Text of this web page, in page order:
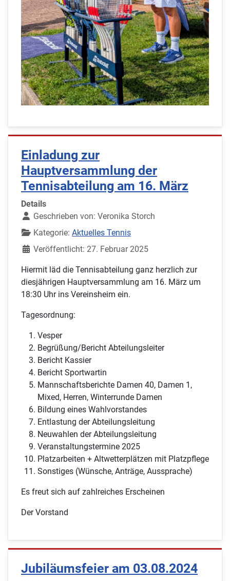
Einladung zur
Hauptversammlung der
Tennisabteilung am 16. März
Details
Geschrieben von: Veronika Storch
Kategorie: Aktuelles Tennis
Veröffentlicht: 27. Februar 2025
Hiermit läd die Tennisabteilung ganz herzlich zur
diesjährigen Hauptversammlung am 16. März um
18:30 Uhr ins Vereinsheim ein.
Tagesordnung:
Vesper
Begrüßung/Bericht Abteilungsleiter
Bericht Kassier
Bericht Sportwartin
Mannschaftsberichte Damen 40, Damen 1,
Mixed, Herren, Winterrunde Damen
Bildung eines Wahlvorstandes
Entlastung der Abteilungsleitung
Neuwahlen der Abteilungsleitung
Veranstaltungstermine 2025
Platzarbeiten + Altwetterplätzen mit Platzpflege
Sonstiges (Wünsche, Anträge, Aussprache)
Es freut sich auf zahlreiches Erscheinen
Der Vorstand
Jubiläumsfeier am 03.08.2024